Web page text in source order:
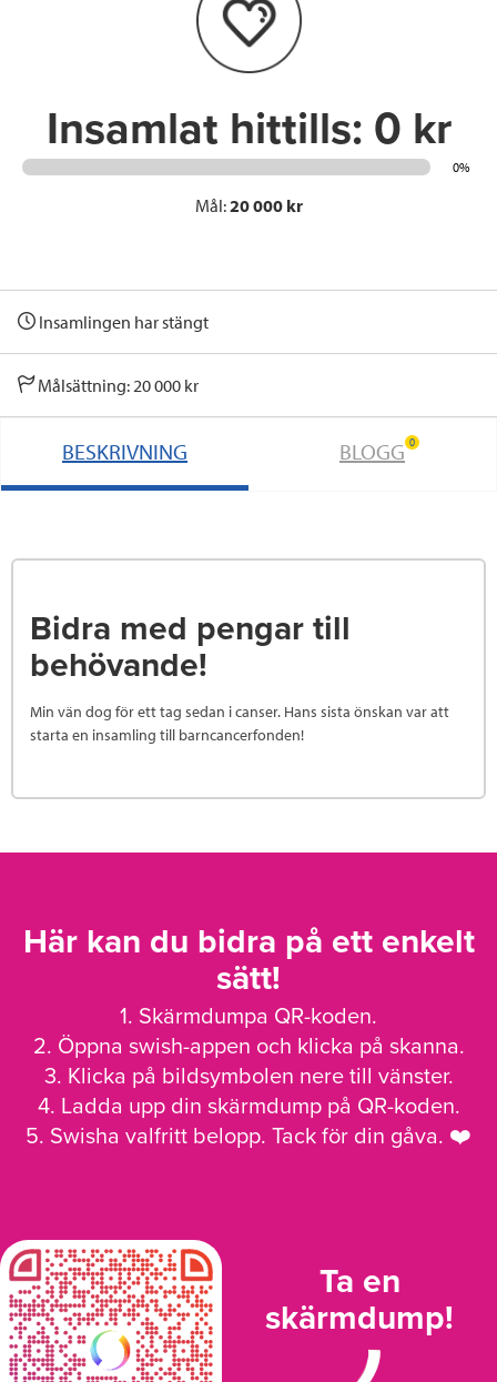
I
n
Insamlat hittills: 0 kr
0%
Mål:20 000 kr
Insamlingen har stängt
Målsättning: 20 000 kr
BESKRIVNING BLOGG 0
Bidra med pengar till
behövande!
Min vän dog för ett tag sedan i canser. Hans sista önskan var att
starta en insamling till barncancerfonden!
Här kan du bidra på ett enkelt
sätt!
1. Skärmdumpa QR-koden.
2. Öppna swish-appen och klicka på skanna.
3. Klicka på bildsymbolen nere till vänster.
4. Ladda upp din skärmdump på QR-koden.
5. Swisha valfritt belopp. Tack för din gåva. ❤️
Ta en
skärmdump!